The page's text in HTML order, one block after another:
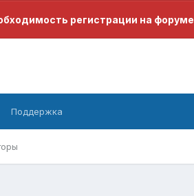
регистрации на форуме
Поддержка